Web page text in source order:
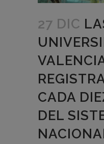
27 DIC
CADA
DEL